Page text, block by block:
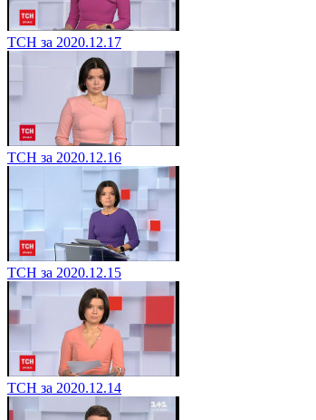
ТСН за 2020.12.17
ТСН за 2020.12.16
ТСН за 2020.12.15
ТСН за 2020.12.14